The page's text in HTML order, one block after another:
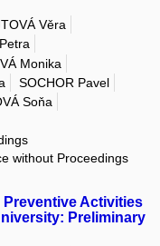
Věra
Monika
SOCHOR Pavel
Soňa
without Proceedings
Activities
Preliminary